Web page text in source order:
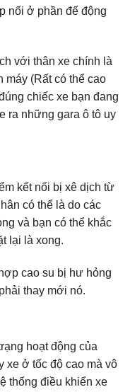
nối ở phần đế động
với thân xe chính là
máy (Rất có thể cao
chiếc xe bạn đang
ra những gara ô tô uy
kết nối bị xê dịch từ
có thể là do các
và bạn có thể khắc
lại là xong.
cao su bị hư hỏng
thay mới nó.
hoạt động của
xe ở tốc độ cao mà vô
thống điều khiển xe